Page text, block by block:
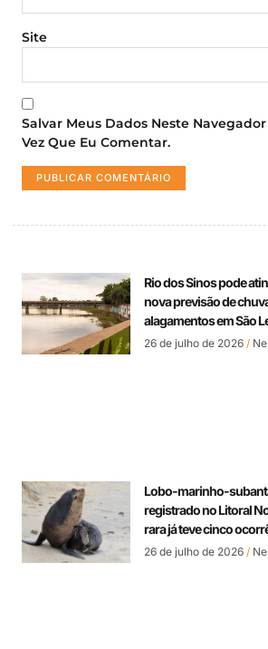
Site
Salvar Meus Dados Neste
Vez Que Eu Comentar.
Rio dos Sinos pode
nova previsão de
alagamentos em São
26 de julho de 2026
Lobo-marinho-
registrado no Litoral
rara já teve cinco
26 de julho de 2026